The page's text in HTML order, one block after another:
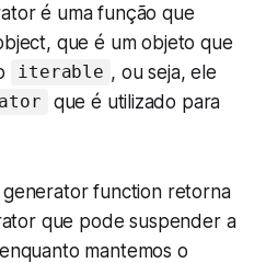
é uma função que
, que é um objeto que
iterable , ou seja, ele
que é utilizado para
generator function retorna
que pode suspender a
mantemos o